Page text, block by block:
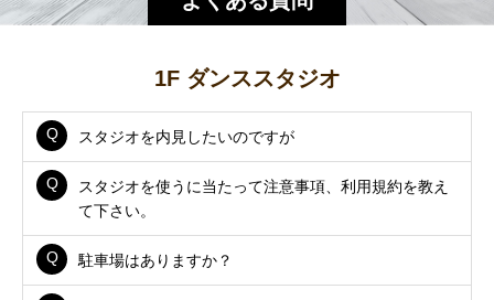
1F ダンススタジオ
スタジオを内見したいのですが
スタジオを使うに当たって注意事項、利用規約を教え
て下さい。
駐車場はありますか？